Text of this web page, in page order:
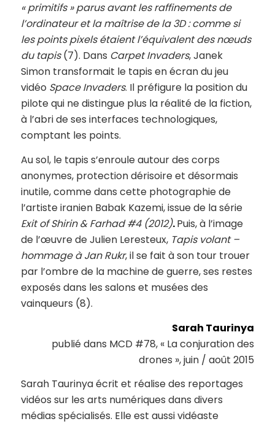
« primitifs » parus avant les raffinements de
l’ordinateur et la maîtrise de la 3D : comme si
les points pixels étaient l’équivalent des nœuds
du tapis(7). Dans Carpet Invaders, Janek
Simon transformait le tapis en écran du jeu
vidéo Space Invaders. Il préfigure la position du
pilote qui ne distingue plus la réalité de la fiction,
à l’abri de ses interfaces technologiques,
comptant les points.
Au sol, le tapis s’enroule autour des corps
anonymes, protection dérisoire et désormais
inutile, comme dans cette photographie de
l’artiste iranien Babak Kazemi, issue de la série
Exit of Shirin & Farhad #4 (2012).Puis, à l’image
de l’œuvre de Julien Leresteux, Tapis volant –
hommage à Jan Rukr, il se fait à son tour trouer
par l’ombre de la machine de guerre, ses restes
exposés dans les salons et musées des
vainqueurs (8).
Sarah Taurinya
publié dans MCD #78, « La conjuration des
drones », juin / août 2015
Sarah Taurinya écrit et réalise des reportages
vidéos sur les arts numériques dans divers
médias spécialisés. Elle est aussi vidéaste